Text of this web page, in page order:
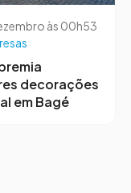
às 00h53
decorações
em Bagé